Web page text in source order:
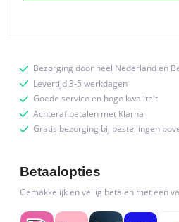
Bezorging door heel Nederland en
Levertijd 3-5 werkdagen
Goede service en hoge kwaliteit
Achteraf betalen met Klarna
Gratis bezorging bij bestellingen
Betaalopties
Gemakkelijk en veilig betalen met een